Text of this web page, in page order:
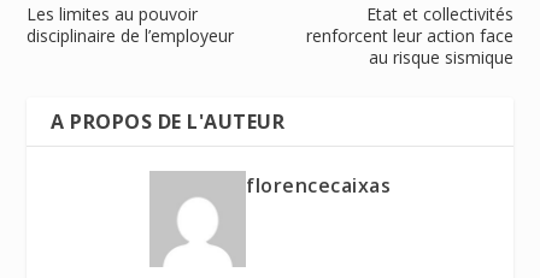
Les limites au pouvoir
disciplinaire de l’employeur
Etat et collectivités
renforcent leur action face
au risque sismique
A PROPOS DE L'AUTEUR
florencecaixas